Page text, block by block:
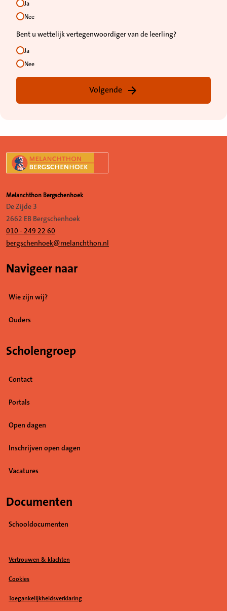
Ja
Nee
Bent u wettelijk vertegenwoordiger van de leerling?
Ja
Nee
Volgende
Melanchthon Bergschenhoek
De Zijde 3
2662 EB Bergschenhoek
010 - 249 22 60
bergschenhoek@melanchthon.nl
Navigeer naar
Wie zijn wij?
Ouders
Scholengroep
Contact
Portals
Open dagen
Inschrijven open dagen
Vacatures
Documenten
Schooldocumenten
Vertrouwen & klachten
Cookies
Toegankelijkheidsverklaring